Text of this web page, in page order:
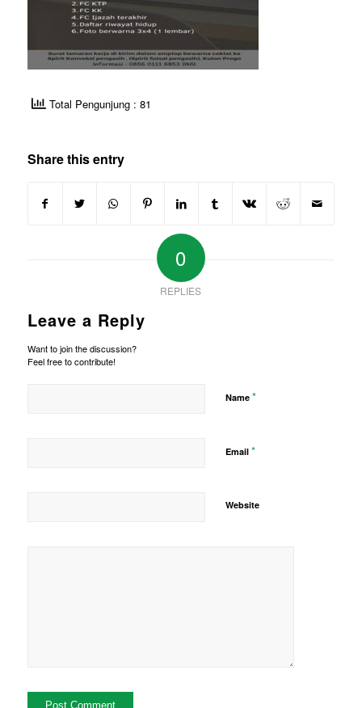
Total Pengunjung : 81
Share this entry
0
REPLIES
Leave a Reply
Want to join the discussion?
Feel free to contribute!
Name *
Email *
Website